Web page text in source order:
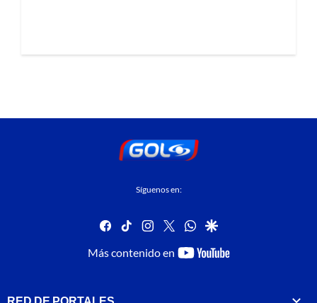
Síguenos en:
facebook
tiktok instagram
twitterwhatsapp
google
Más contenido en
youtube-
RED DE PORTALES